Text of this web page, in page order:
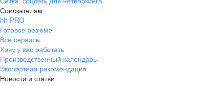
Соискателям
hh PRO
Готовое резюме
Все сервисы
Хочу у вас работать
Производственный календарь
Экспертная рекомендация
Новости и статьи